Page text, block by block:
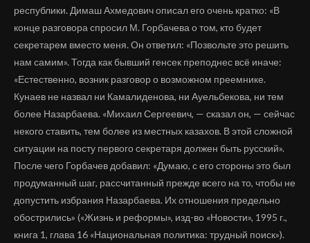
республики. Димаш Ахмедович описал его очень кратко: «В
конце разговора спросил М. Горбачева о том, кто будет
секретарем вместо меня. Он ответил: «Позвольте это решить
нам самим». Тогда как бывший генсек преподнес всё иначе:
«Естественно, возник разговор о возможном преемнике.
Кунаев не назвал ни Камалиденова, ни Ауельбекова, ни тем
более Назарбаева. «Михаил Сергеевич, — сказал он, — сейчас
некого ставить, тем более из местных казахов. В этой сложной
ситуации на посту первого секретаря должен быть русский».
После чего Горбачев добавил: «Думаю, с его стороны это был
продуманный шаг, рассчитанный прежде всего на то, чтобы не
допустить избрания Назарбаева. Их отношения предельно
обострились» («Жизнь и реформы», изд-во «Новости», 1995 г.,
книга 1, глава 16 «Национальная политика: трудный поиск»).